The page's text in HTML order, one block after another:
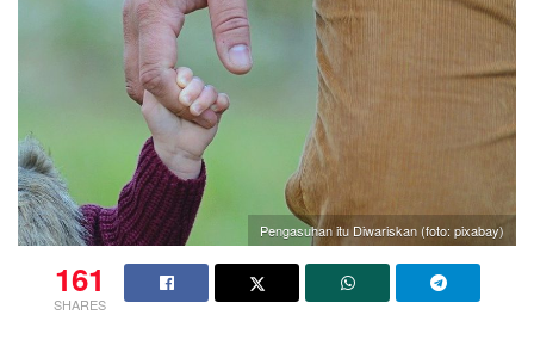
Pengasuhan itu Diwariskan (foto: pixabay)
161
SHARES